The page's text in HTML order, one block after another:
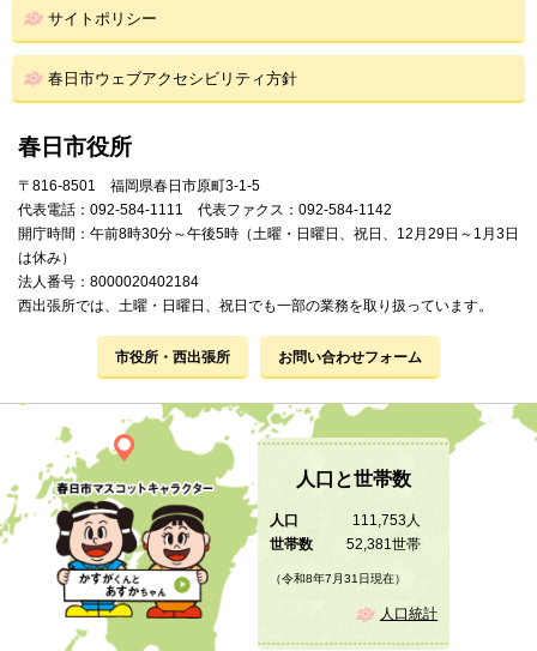
サイトポリシー
春日市ウェブアクセシビリティ方針
春日市役所
〒816-8501 福岡県春日市原町3-1-5
代表電話：092-584-1111 代表ファクス：092-584-1142
開庁時間：午前8時30分～午後5時（土曜・日曜日、祝日、12月29日～1月3日
は休み）
法人番号：8000020402184
西出張所では、土曜・日曜日、祝日でも一部の業務を取り扱っています。
市役所・西出張所 お問い合わせフォーム
人口と世帯数
人口
111,753人
世帯数
52,381世帯
（令和8年7月31日現在）
人口統計